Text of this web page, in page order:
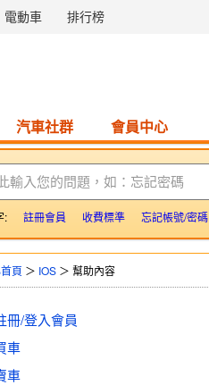
電動車 排行榜
汽車社群 會員中心
輸入您的問題，如：忘記密碼
: 註冊會員 收費標準 忘記帳號/密碼
頁 ＞ IOS ＞ 幫助內容
冊/登入會員
車
車